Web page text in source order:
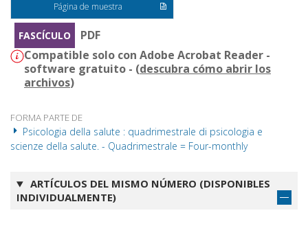
Página de muestra
FASCÍCULO
PDF
Compatible solo con Adobe Acrobat Reader -
software gratuito - (descubra cómo abrir los
archivos)
FORMA PARTE DE
Psicologia della salute : quadrimestrale di psicologia e
scienze della salute. - Quadrimestrale = Four-monthly
ARTÍCULOS DEL MISMO NÚMERO (DISPONIBLES
INDIVIDUALMENTE)